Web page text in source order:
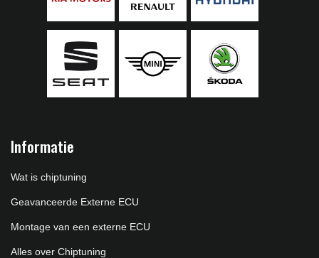
Informatie
Wat is chiptuning
Geavanceerde Externe ECU
Montage van een externe ECU
Alles over Chiptuning